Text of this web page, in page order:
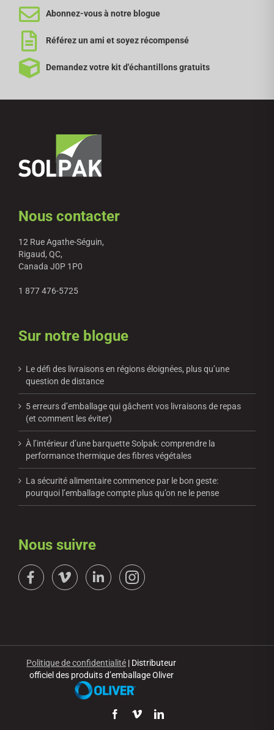
Abonnez-vous à notre blogue
Référez un ami et soyez récompensé
Demandez votre kit d'échantillons gratuits
Nous contacter
12 Rue Agathe-Séguin,
Rigaud, QC,
Canada J0P 1P0
1 877 476-5725
Sur notre blogue
Le défi des livraisons en régions éloignées, plus qu’une
question de distance
5 erreurs d’emballage qui gâchent vos livraisons de repas
(et comment les éviter)
À l’intérieur d’une barquette Solpak: comprendre la
performance thermique des fibres végétales
La sécurité alimentaire commence par le bon geste:
pourquoi l’emballage compte plus qu’on ne le pense
Nous suivre
Politique de confidentialité | Distributeur
officiel des produits d’emballage Oliver
Facebook
VimeoLinkedIn